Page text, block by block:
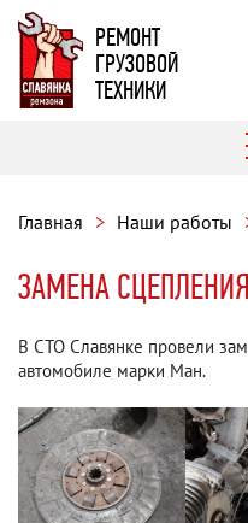
РЕМОНТ
ГРУЗОВОЙ
ТЕХНИКИ
Главная Наши работы
ЗАМЕНА
В СТО Славянке провели
автомобиле марки Ман.